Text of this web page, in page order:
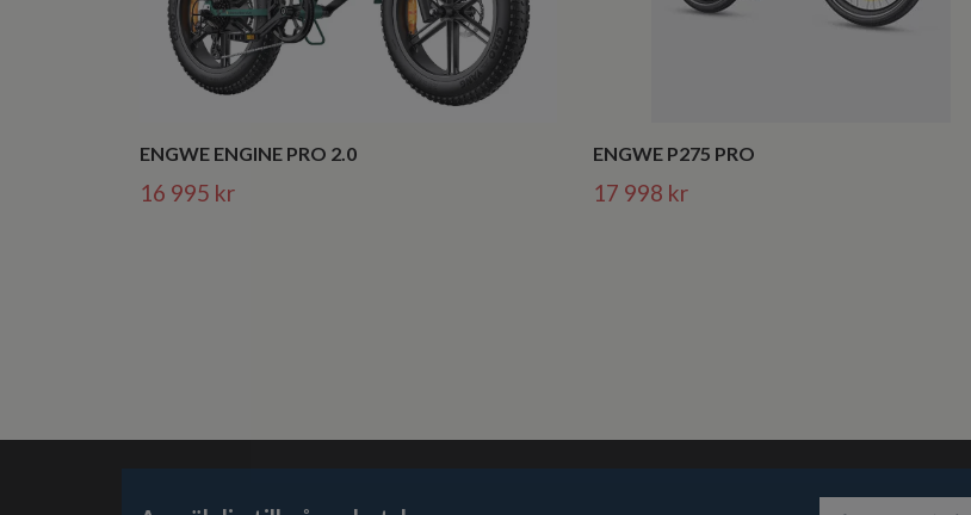
ENGWE ENGINE PRO 2.0
16 995 kr
ENGWE P275 PRO
17 998 kr